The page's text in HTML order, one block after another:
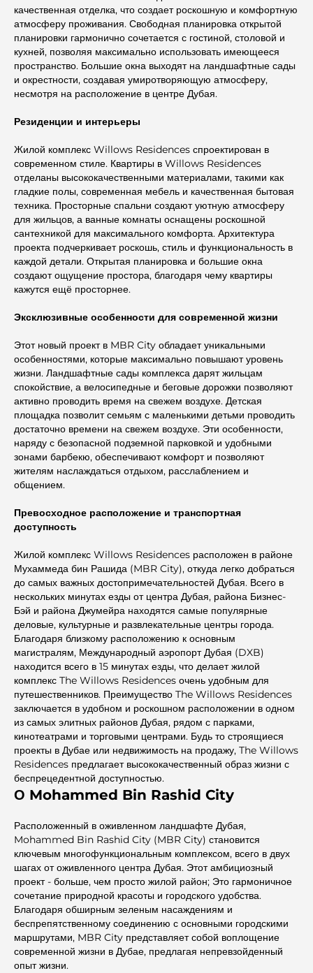
качественная отделка, что создает роскошную и комфортную
атмосферу проживания. Свободная планировка открытой
планировки гармонично сочетается с гостиной, столовой и
кухней, позволяя максимально использовать имеющееся
пространство. Большие окна выходят на ландшафтные сады
и окрестности, создавая умиротворяющую атмосферу,
несмотря на расположение в центре Дубая.
Резиденции и интерьеры
Жилой комплекс Willows Residences спроектирован в
современном стиле. Квартиры в Willows Residences
отделаны высококачественными материалами, такими как
гладкие полы, современная мебель и качественная бытовая
техника. Просторные спальни создают уютную атмосферу
для жильцов, а ванные комнаты оснащены роскошной
сантехникой для максимального комфорта. Архитектура
проекта подчеркивает роскошь, стиль и функциональность в
каждой детали. Открытая планировка и большие окна
создают ощущение простора, благодаря чему квартиры
кажутся ещё просторнее.
Эксклюзивные особенности для современной жизни
Этот новый проект в MBR City обладает уникальными
особенностями, которые максимально повышают уровень
жизни. Ландшафтные сады комплекса дарят жильцам
спокойствие, а велосипедные и беговые дорожки позволяют
активно проводить время на свежем воздухе. Детская
площадка позволит семьям с маленькими детьми проводить
достаточно времени на свежем воздухе. Эти особенности,
наряду с безопасной подземной парковкой и удобными
зонами барбекю, обеспечивают комфорт и позволяют
жителям наслаждаться отдыхом, расслаблением и
общением.
Превосходное расположение и транспортная
доступность
Жилой комплекс Willows Residences расположен в районе
Мухаммеда бин Рашида (MBR City), откуда легко добраться
до самых важных достопримечательностей Дубая. Всего в
нескольких минутах езды от центра Дубая, района Бизнес-
Бэй и района Джумейра находятся самые популярные
деловые, культурные и развлекательные центры города.
Благодаря близкому расположению к основным
магистралям, Международный аэропорт Дубая (DXB)
находится всего в 15 минутах езды, что делает жилой
комплекс The Willows Residences очень удобным для
путешественников. Преимущество The Willows Residences
заключается в удобном и роскошном расположении в одном
из самых элитных районов Дубая, рядом с парками,
кинотеатрами и торговыми центрами. Будь то строящиеся
проекты в Дубае или недвижимость на продажу, The Willows
Residences предлагает высококачественный образ жизни с
беспрецедентной доступностью.
О Mohammed Bin Rashid City
Расположенный в оживленном ландшафте Дубая,
Mohammed Bin Rashid City (MBR City) становится
ключевым многофункциональным комплексом, всего в двух
шагах от оживленного центра Дубая. Этот амбициозный
проект - больше, чем просто жилой район; Это гармоничное
сочетание природной красоты и городского удобства.
Благодаря обширным зеленым насаждениям и
беспрепятственному соединению с основными городскими
маршрутами, MBR City представляет собой воплощение
современной жизни в Дубае, предлагая непревзойденный
опыт жизни.